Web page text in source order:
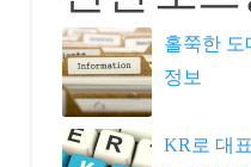
홀쭉한 도
정보
KR로 대